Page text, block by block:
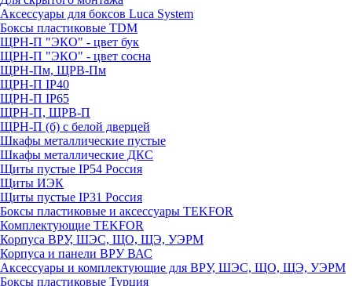
Аксессуары для боксов Luca System
Боксы пластиковые TDM
ЩРН-П "ЭКО" - цвет бук
ЩРН-П "ЭКО" - цвет сосна
ЩРН-Пм, ЩРВ-Пм
ЩРН-П IP40
ЩРН-П IP65
ЩРН-П, ЩРВ-П
ЩРН-П (б) с белой дверцей
Шкафы металлические пустые
Шкафы металлические ДКС
Щиты пустые IP54 Россия
Щиты ИЭК
Щиты пустые IP31 Россия
Боксы пластиковые и аксессуары TEKFOR
Комплектующие TEKFOR
Корпуса ВРУ, ШЭС, ЩО, ЩЭ, УЭРМ
Корпуса и панели ВРУ ВАС
Аксессуары и комплектующие для ВРУ, ШЭС, ЩО, ЩЭ, УЭРМ
Боксы пластиковые Турция